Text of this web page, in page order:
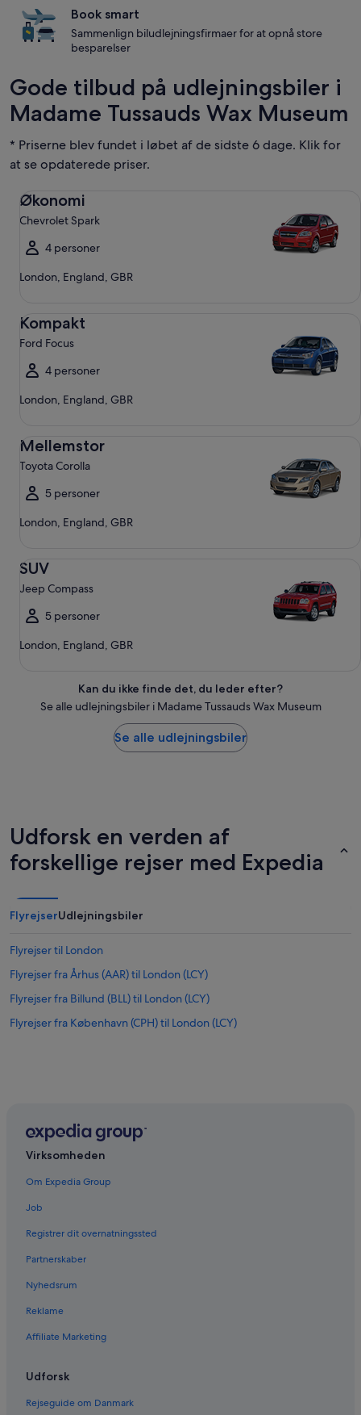
Book smart
Sammenlign biludlejningsfirmaer for at opnå store
besparelser
Gode tilbud på udlejningsbiler i
Madame Tussauds Wax Museum
* Priserne blev fundet i løbet af de sidste 6 dage. Klik for
at se opdaterede priser.
Økonomi
Chevrolet Spark
4 personer
London, England, GBR
Kompakt
Ford Focus
4 personer
London, England, GBR
Mellemstor
Toyota Corolla
5 personer
London, England, GBR
SUV
Jeep Compass
5 personer
London, England, GBR
Kan du ikke finde det, du leder efter?
Se alle udlejningsbiler i Madame Tussauds Wax Museum
Se alle udlejningsbiler
Udforsk en verden af
forskellige rejser med Expedia
FlyrejserUdlejningsbiler
Flyrejser til London
Flyrejser fra Århus (AAR) til London (LCY)
Flyrejser fra Billund (BLL) til London (LCY)
Flyrejser fra København (CPH) til London (LCY)
Virksomheden
Om Expedia Group
Job
Registrer dit overnatningssted
Partnerskaber
Nyhedsrum
Reklame
Affiliate Marketing
Udforsk
Rejseguide om Danmark